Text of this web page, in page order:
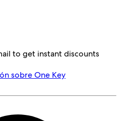
to get instant discounts
sobre One Key